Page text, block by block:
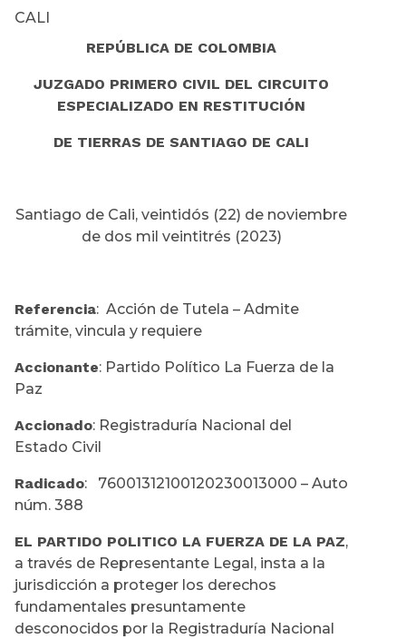
CALI
REPÚBLICA DE COLOMBIA
JUZGADO PRIMERO CIVIL DEL CIRCUITO
ESPECIALIZADO EN RESTITUCIÓN
DE TIERRAS DE SANTIAGO DE CALI
Santiago de Cali, veintidós (22) de noviembre
de dos mil veintitrés (2023)
Referencia: Acción de Tutela – Admite
trámite, vincula y requiere
Accionante: Partido Político La Fuerza de la
Paz
Accionado: Registraduría Nacional del
Estado Civil
Radicado: 76001312100120230013000 – Auto
núm. 388
EL PARTIDO POLITICO LA FUERZA DE LA PAZ,
a través de Representante Legal, insta a la
jurisdicción a proteger los derechos
fundamentales presuntamente
desconocidos por la Registraduría Nacional